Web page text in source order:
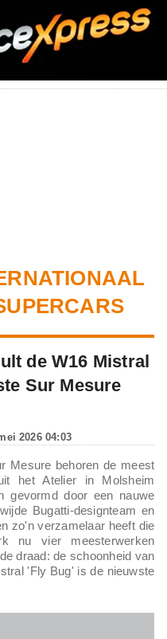
de W16 Mistral
Sur Mesure
2026 04:03
Mesure behoren de meest
het Atelier in Molsheim
gevormd door een nauwe
Bugatti-designteam en
zo'n verzamelaar heeft die
nu vier meesterwerken
draad: de schoonheid van
'Fly Bug' is de nieuwste